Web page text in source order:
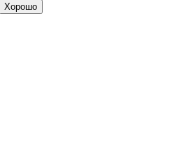
Хорошо